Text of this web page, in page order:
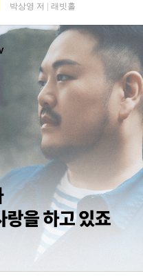
박상영 저 래빗홀